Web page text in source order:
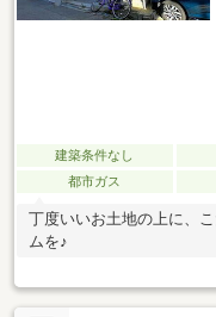
建築条件なし
都市ガス
丁度いいお土地の上に、
ムを♪